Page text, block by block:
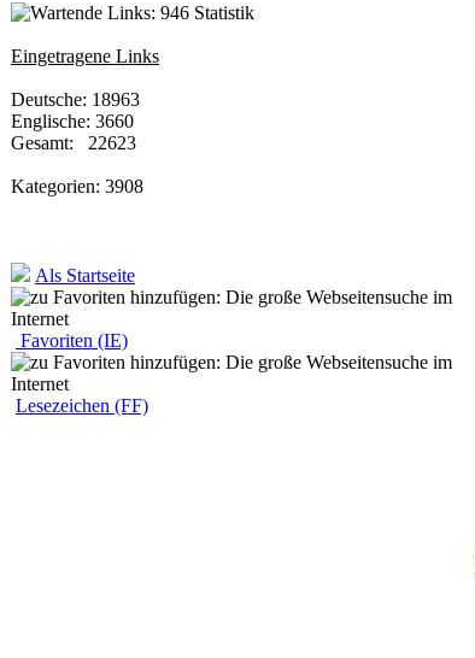
Statistik
Eingetragene Links
Deutsche: 18963
Englische: 3660
Gesamt: 22623
Kategorien: 3908
Als Startseite
Favoriten (IE)
Lesezeichen (FF)